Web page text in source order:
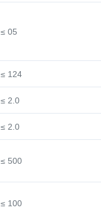
≤ 05
≤ 124
≤ 2.0
≤ 2.0
≤ 500
≤ 100